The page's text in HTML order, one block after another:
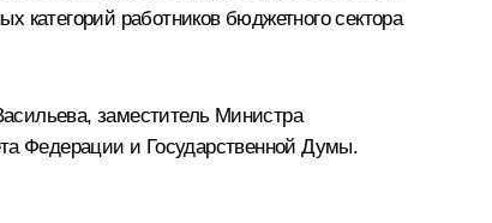
категорий работников бюджетного сектора
заместитель Министра
Федерации и Государственной Думы.